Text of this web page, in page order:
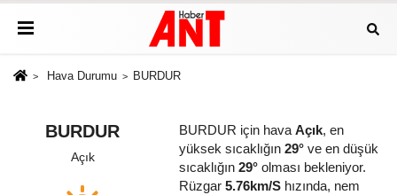
Hava Durumu BURDUR
BURDUR
Açık
BURDUR için hava Açık, en
yüksek sıcaklığın 29°ve en düşük
sıcaklığın 29°olması bekleniyor.
Rüzgar 5.76km/Shızında, nem